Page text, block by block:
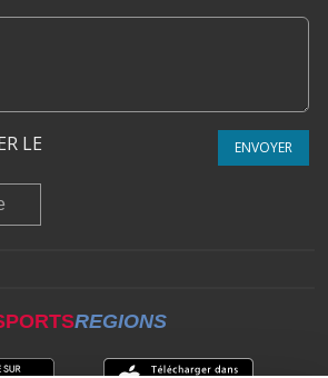
LE
ENVOYER
REGIONS